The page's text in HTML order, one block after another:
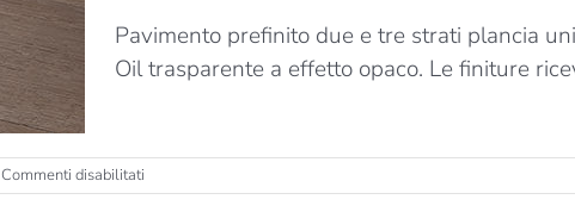
Strati
Pavimento prefinito due e tre strati plancia
Oil trasparente a effetto opaco. Le finiture
Commenti disabilitati
Maxi